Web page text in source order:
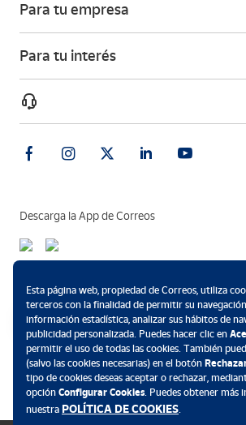
Para tu empresa
Para tu interés
Descarga la App de Correos
Esta página web, propiedad de Correos, utiliza
terceros con la finalidad de permitir su
información estadística, analizar sus hábitos de
publicidad personalizada. Puedes hacer clic en
permitir el uso de todas las cookies. También
(salvo las cookies necesarias) en el botón
tipo de cookies deseas aceptar o rechazar,
opción Configurar Cookies. Puedes obtener más
nuestra POLÍTICA DE COOKIES.